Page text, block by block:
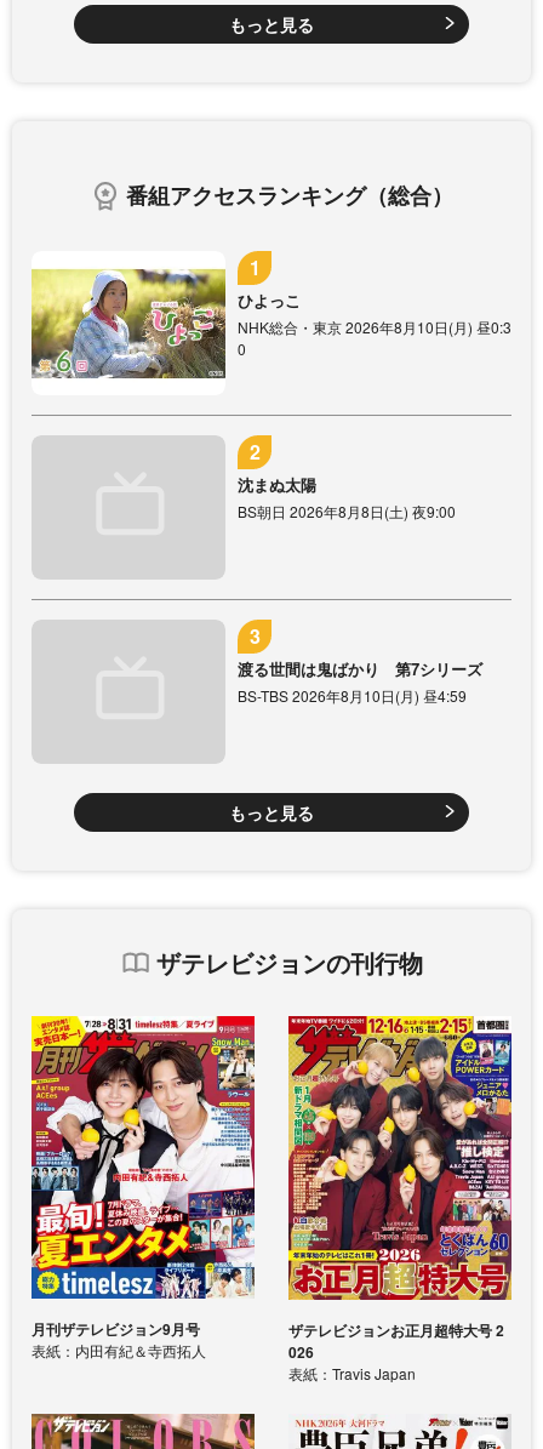
もっと見る
番組アクセスランキング（総合）
ひよっこ
NHK総合・東京 2026年8月10日(月) 昼0:3
0
沈まぬ太陽
BS朝日 2026年8月8日(土) 夜9:00
渡る世間は鬼ばかり 第7シリーズ
BS-TBS 2026年8月10日(月) 昼4:59
もっと見る
ザテレビジョンの刊行物
月刊ザテレビジョン9月号
表紙：内田有紀＆寺西拓人
ザテレビジョンお正月超特大号 2
026
表紙：Travis Japan